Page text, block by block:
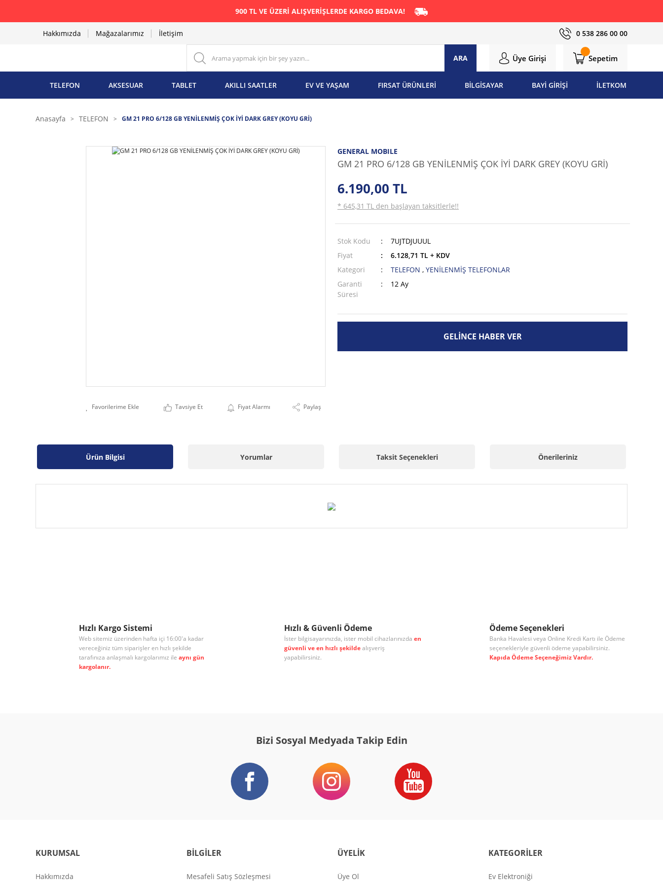
900 TL VE ÜZERİ ALIŞVERİŞLERDE KARGO BEDAVA!
Hakkımızda Mağazalarımız İletişim 0 538 286 00 00
ARA Üye Girişi Sepetim
TELEFON AKSESUAR TABLET AKILLI SAATLER EV VE YAŞAM FIRSAT ÜRÜNLERİ BİLGİSAYAR BAYİ GİRİŞİ İLETKOM
Anasayfa TELEFON GM 21 PRO 6/128 GB YENİLENMİŞ ÇOK İYİ DARK GREY (KOYU GRİ)
Tavsiye Et Fiyat Alarmı Paylaş
GENERAL MOBILE
GM 21 PRO 6/128 GB YENİLENMİŞ ÇOK İYİ DARK GREY (KOYU GRİ)
6.190,00 TL
* 645,31 TL den başlayan taksitlerle!!
Stok Kodu
7UJTDJUUUL
Fiyat
6.128,71 TL + KDV
Kategori
TELEFON ,YENİLENMİŞ TELEFONLAR
Garanti
Süresi
12 Ay
GELİNCE HABER VER
Ürün Bilgisi Yorumlar Taksit Seçenekleri Önerileriniz
Ürün fiyatı diğer sitelerden daha pahalı.
Bu ürüne benzer farklı alternatifler olmalı.
Hızlı Kargo Sistemi
Web sitemiz üzerinden hafta içi 16:00'a kadar
vereceğiniz tüm siparişler en hızlı şekilde
tarafınıza anlaşmalı kargolarımız ile aynı gün
kargolanır.
Hızlı & Güvenli Ödeme
İster bilgisayarınızda, ister mobil cihazlarınızda en
güvenli ve en hızlı şekildealışveriş
yapabilirsiniz.
Ödeme Seçenekleri
Banka Havalesi veya Online Kredi Kartı ile Ödeme
seçenekleriyle güvenli ödeme yapabilirsiniz.
Kapıda Ödeme Seçeneğimiz Vardır.
Bizi Sosyal Medyada Takip Edin
KURUMSAL
Hakkımızda
BİLGİLER
Mesafeli Satış Sözleşmesi
ÜYELİK
Üye Ol
KATEGORİLER
Ev Elektroniği